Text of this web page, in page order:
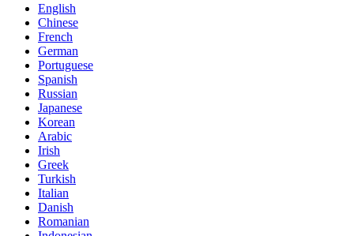
English
Chinese
French
German
Portuguese
Spanish
Russian
Japanese
Korean
Arabic
Irish
Greek
Turkish
Italian
Danish
Romanian